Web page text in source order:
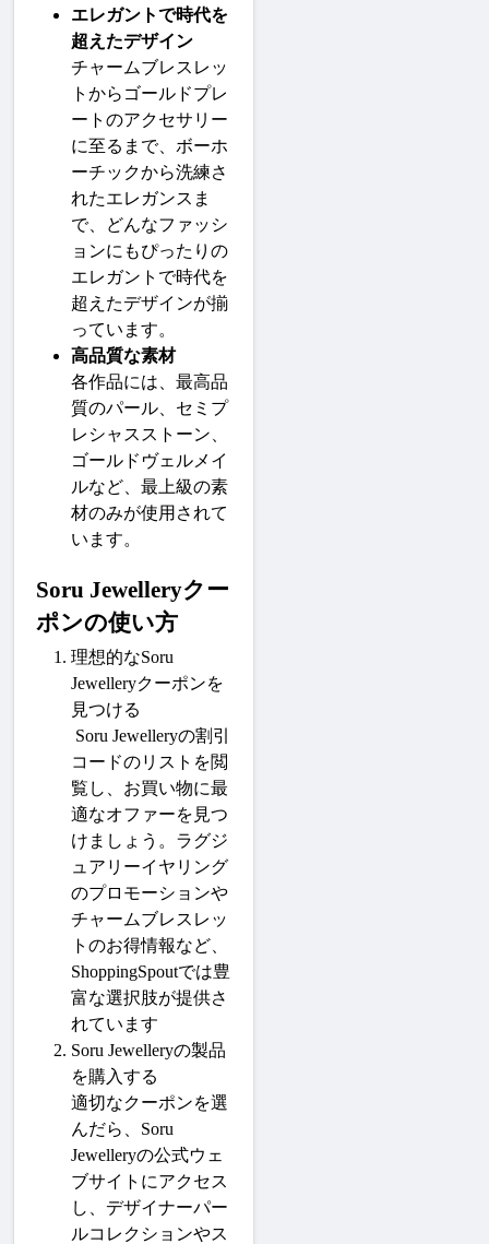
エレガントで時代を
超えたデザイン
チャームブレスレッ
トからゴールドプレ
ートのアクセサリー
に至るまで、ボーホ
ーチックから洗練さ
れたエレガンスま
で、どんなファッシ
ョンにもぴったりの
エレガントで時代を
超えたデザインが揃
っています。
高品質な素材
各作品には、最高品
質のパール、セミプ
レシャスストーン、
ゴールドヴェルメイ
ルなど、最上級の素
材のみが使用されて
います。
Soru Jewelleryクー
ポンの使い方
理想的なSoru
Jewelleryクーポンを
見つける
Soru Jewelleryの割引
コードのリストを閲
覧し、お買い物に最
適なオファーを見つ
けましょう。ラグジ
ュアリーイヤリング
のプロモーションや
チャームブレスレッ
トのお得情報など、
ShoppingSpoutでは豊
富な選択肢が提供さ
れています
Soru Jewelleryの製品
を購入する
適切なクーポンを選
んだら、 Soru
Jewelleryの公式ウェ
ブサイトにアクセス
し、デザイナーパー
ルコレクションやス